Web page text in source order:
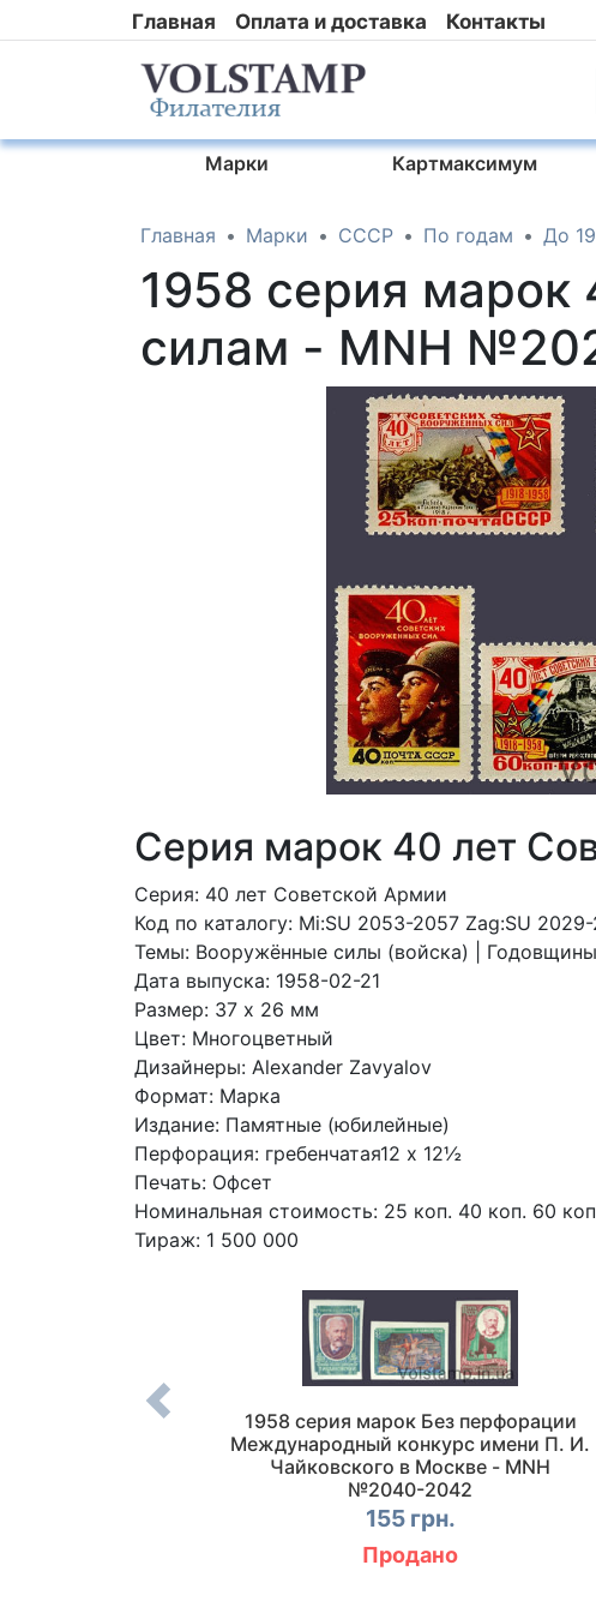
Главная Оплата и доставка Контакты
Марки Картмаксимум
Главная Марки СССР По годам До
1958 серия
силам - MNH
Серия марок 40 лет
Серия: 40 лет Советской Армии
Код по каталогy: Mi:SU 2053-2057 Zag:SU
Темы: Вооружённые силы (войска) |
Дата выпуска: 1958-02-21
Размер: 37 x 26 мм
Цвет: Многоцветный
Дизайнеры: Alexander Zavyalov
Формат: Марка
Издание: Памятные (юбилейные)
Перфорация: гребенчатая12 x 12½
Печать: Офсет
Номинальная стоимость: 25 коп. 40 коп. 60
Тираж: 1 500 000
1958 серия марок Без перфорации
Международный конкурс имени П. И.
Чайковского в Москве - MNH
№2040-2042
155 грн.
Продано